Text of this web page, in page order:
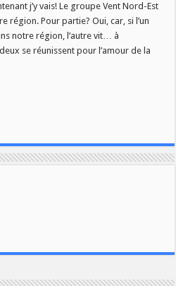
avril
:
Vent
Nord-
j’y vais! Le groupe Vent Nord-Est
région. Pour partie? Oui, car, si l’un
notre région, l’autre vit… à
se réunissent pour l’amour de la